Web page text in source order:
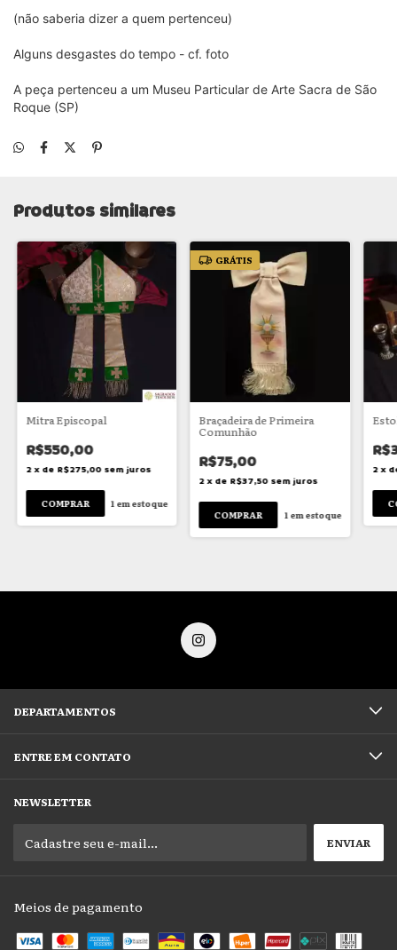
(não saberia dizer a quem pertenceu)
Alguns desgastes do tempo - cf. foto
A peça pertenceu a um Museu Particular de Arte Sacra de São
Roque (SP)
Produtos similares
Mitra Episcopal
R$550,00
2 x de R$275,00 sem juros
1 em estoque
GRÁTIS
Braçadeira de Primeira
Comunhão
R$75,00
2 x de R$37,50 sem juros
1 em estoque
2 x
DEPARTAMENTOS
ENTRE EM CONTATO
NEWSLETTER
Meios de pagamento